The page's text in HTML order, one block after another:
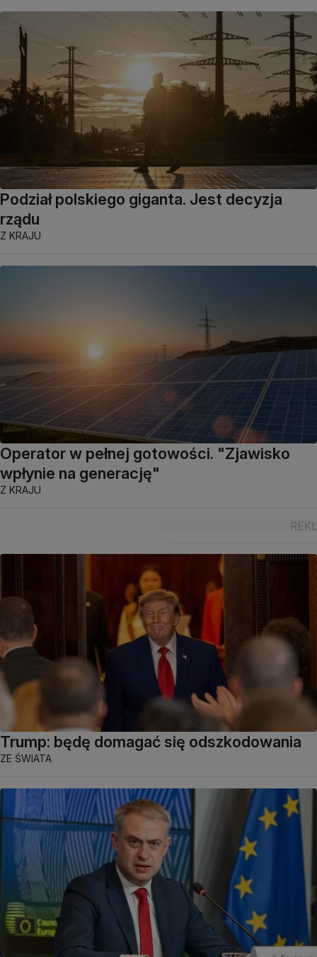
Podział polskiego giganta. Jest decyzja
rządu
Z KRAJU
Operator w pełnej gotowości. "Zjawisko
wpłynie na generację"
Z KRAJU
Trump: będę domagać się odszkodowania
ZE ŚWIATA